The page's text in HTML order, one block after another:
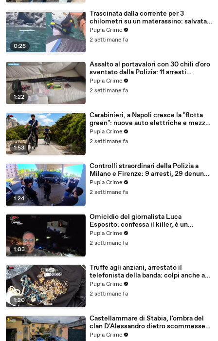
0:25
Trascinata dalla corrente per 3
chilometri su un materassino: salvata
dalla Polizia (25.07.26)
Pupia Crime
2 settimane fa
1:22
Assalto al portavalori con 30 chili d'oro
sventato dalla Polizia: 11 arresti
(25.07.26)
Pupia Crime
2 settimane fa
1:53
Carabinieri, a Napoli cresce la "flotta
green": nuove auto elettriche e mezzi
sostenibili anche sulle isole (25.07.26)
Pupia Crime
2 settimane fa
1:24
Controlli straordinari della Polizia a
Milano e Firenze: 9 arresti, 29 denunce
e oltre 7mila persone identificate
(25.07.26)
Pupia Crime
2 settimane fa
1:03
Omicidio del giornalista Luca
Esposito: confessa il killer, è un
26enne tunisino (25.07.26)
Pupia Crime
2 settimane fa
1:20
Truffe agli anziani, arrestato il
telefonista della banda: colpi anche ad
Aversa, oltre 300mila euro il bottino
stimato (24.07.26)
Pupia Crime
2 settimane fa
Castellammare di Stabia, l'ombra del
clan D'Alessandro dietro scommesse
illegali: 5 arresti (24.07.26)
Pupia Crime